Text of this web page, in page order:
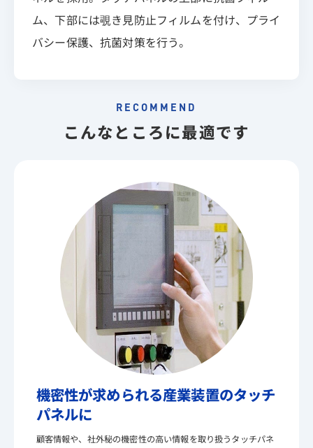
ム、下部には覗き見防止フィルムを付け、プライ
バシー保護、抗菌対策を行う。
RECOMMEND
こんなところに最適です
機密性が求められる産業装置のタッチ
パネルに
顧客情報や、社外秘の機密性の高い情報を取り扱うタッチパネ